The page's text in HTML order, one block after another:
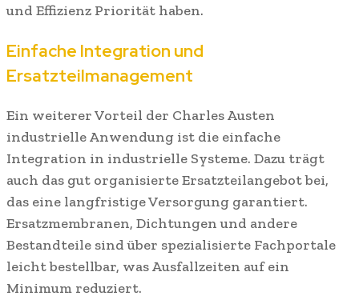
und Effizienz Priorität haben.
Einfache Integration und
Ersatzteilmanagement
Ein weiterer Vorteil der Charles Austen
industrielle Anwendung ist die einfache
Integration in industrielle Systeme. Dazu trägt
auch das gut organisierte Ersatzteilangebot bei,
das eine langfristige Versorgung garantiert.
Ersatzmembranen, Dichtungen und andere
Bestandteile sind über spezialisierte Fachportale
leicht bestellbar, was Ausfallzeiten auf ein
Minimum reduziert.